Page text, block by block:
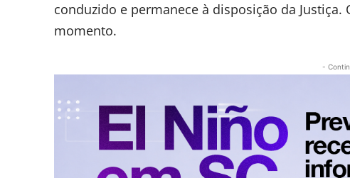
conduzido e permanece à disposição da
momento.
-